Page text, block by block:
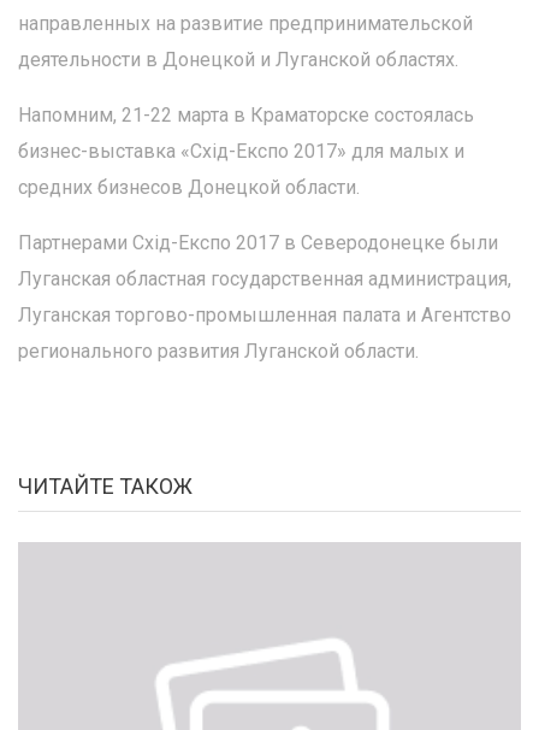
направленных на развитие предпринимательской
деятельности в Донецкой и Луганской областях.
Напомним, 21-22 марта в Краматорске состоялась
бизнес-выставка «Схід-Експо 2017» для малых и
средних бизнесов Донецкой области.
Партнерами Схід-Експо 2017 в Северодонецке были
Луганская областная государственная администрация,
Луганская торгово-промышленная палата и Агентство
регионального развития Луганской области.
ЧИТАЙТЕ ТАКОЖ